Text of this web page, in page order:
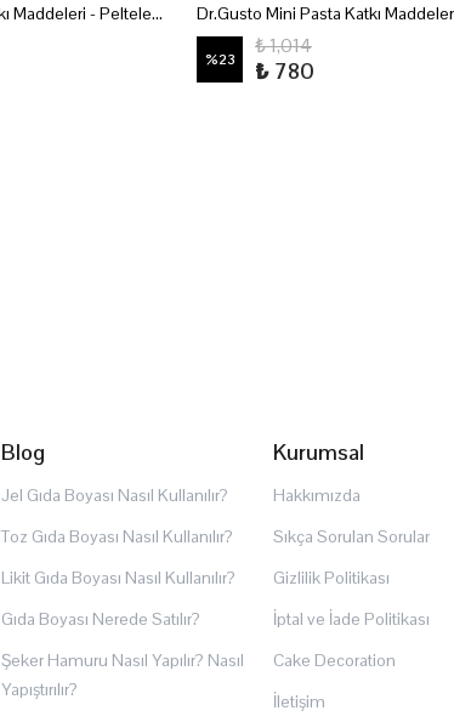
Dr.Gusto Mini Pasta Katkı Maddeleri - Pelteleştirici 100 Gr
%23
₺ 1,014
₺ 780
Blog
Jel Gıda Boyası Nasıl Kullanılır?
Toz Gıda Boyası Nasıl Kullanılır?
Likit Gıda Boyası Nasıl Kullanılır?
Gıda Boyası Nerede Satılır?
Şeker Hamuru Nasıl Yapılır? Nasıl
Yapıştırılır?
Kurumsal
Hakkımızda
Sıkça Sorulan Sorular
Gizlilik Politikası
İptal ve İade Politikası
Cake Decoration
İletişim